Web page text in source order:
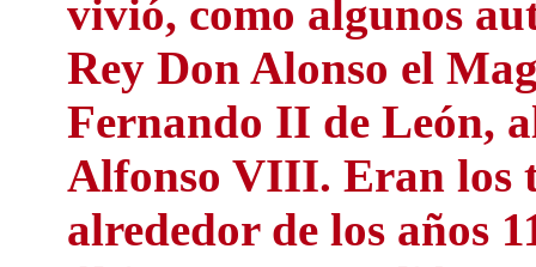
vivió, como algunos
Rey Don Alonso el
Fernando II de León,
Alfonso VIII. Eran los
alrededor de los años